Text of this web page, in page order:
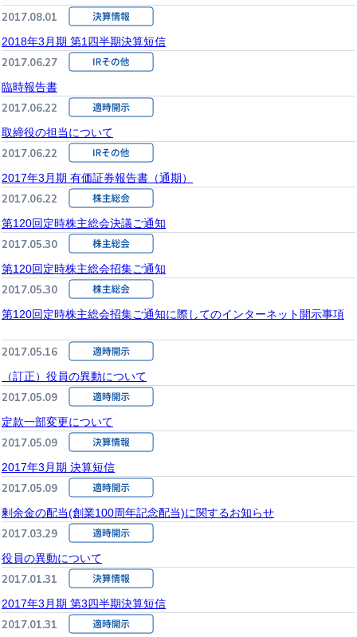
2017.08.01
2018年3月期 第1四半期決算短信
2017.06.27
臨時報告書
2017.06.22
取締役の担当について
2017.06.22
2017年3月期 有価証券報告書（通期）
2017.06.22
第120回定時株主総会決議ご通知
2017.05.30
第120回定時株主総会招集ご通知
2017.05.30
第120回定時株主総会招集ご通知に際してのインターネット開示事項
2017.05.16
（訂正）役員の異動について
2017.05.09
定款一部変更について
2017.05.09
2017年3月期 決算短信
2017.05.09
剰余金の配当(創業100周年記念配当)に関するお知らせ
2017.03.29
役員の異動について
2017.01.31
2017年3月期 第3四半期決算短信
2017.01.31